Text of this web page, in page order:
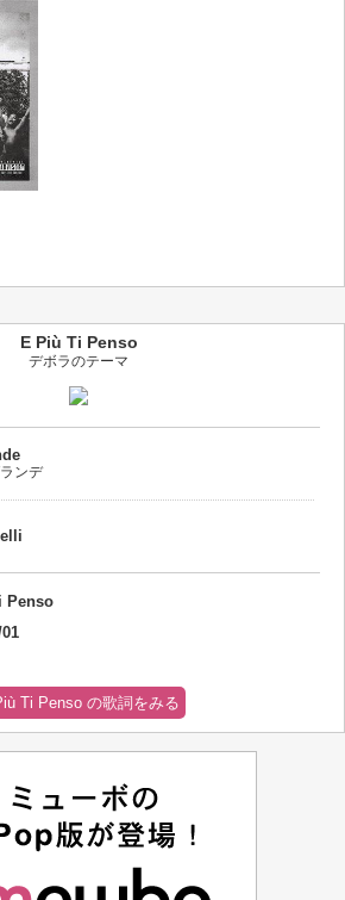
E Più Ti Penso
デボラのテーマ
ンデ
Penso
Ti Penso の歌詞をみる